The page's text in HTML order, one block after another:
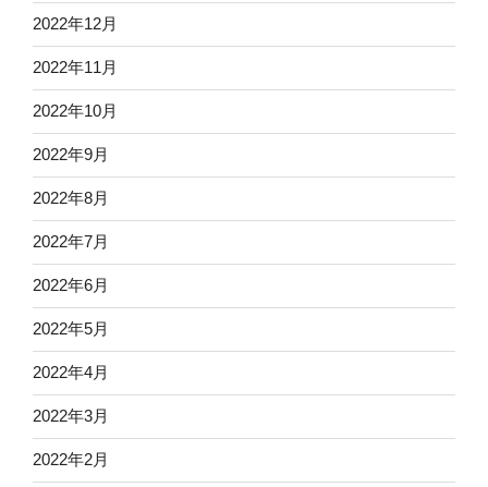
2022年12月
2022年11月
2022年10月
2022年9月
2022年8月
2022年7月
2022年6月
2022年5月
2022年4月
2022年3月
2022年2月